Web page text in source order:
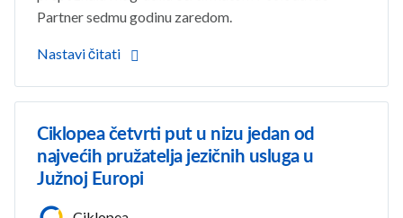
Partner sedmu godinu zaredom.
Nastavi čitati
Ciklopea četvrti put u nizu jedan od
najvećih pružatelja jezičnih usluga u
Južnoj Europi